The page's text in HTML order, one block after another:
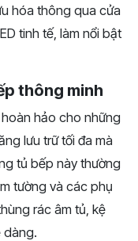
hóa thông qua cửa
tinh tế, làm nổi bật
thông minh
hảo cho những
lưu trữ tối đa mà
tủ bếp này thường
tường và các phụ
rác âm tủ, kệ
dàng.